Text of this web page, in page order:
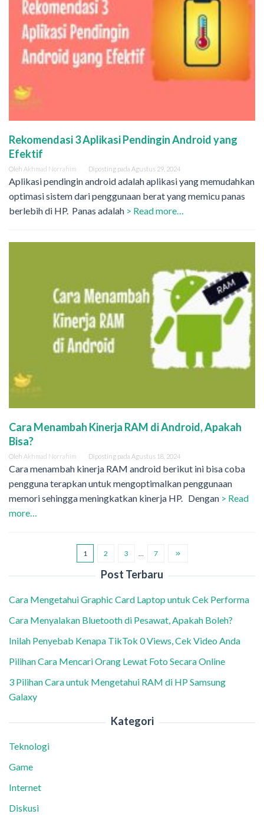
Rekomendasi 3 Aplikasi Pendingin Android yang
Efektif
Oleh Akhmad Norrahim Diposting pada Agustus 29, 2024
Aplikasi pendingin android adalah aplikasi yang memudahkan
optimasi sistem dari penggunaan berat yang memicu panas
berlebih di HP. Panas adalah > Read more…
Cara Menambah Kinerja RAM di Android, Apakah
Bisa?
Oleh Akhmad Norrahim Diposting pada Agustus 18, 2024
Cara menambah kinerja RAM android berikut ini bisa coba
pengguna terapkan untuk mengoptimalkan penggunaan
memori sehingga meningkatkan kinerja HP. Dengan > Read
more…
1 2 3 7
Post Terbaru
Cara Mengetahui Graphic Card Laptop untuk Cek Performa
Cara Menyalakan Bluetooth di Pesawat, Apakah Boleh?
Inilah Penyebab Kenapa TikTok 0 Views, Cek Video Anda
Pilihan Cara Mencari Orang Lewat Foto Secara Online
3 Pilihan Cara untuk Mengetahui RAM di HP Samsung
Galaxy
Kategori
Teknologi
Game
Internet
Diskusi